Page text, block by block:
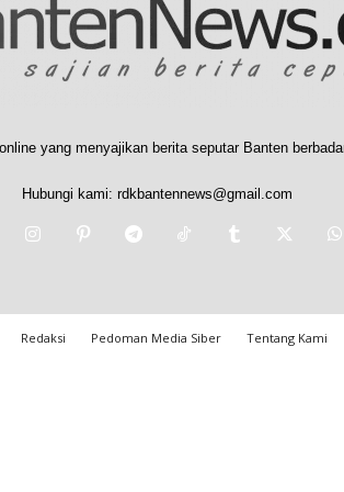
yang menyajikan berita seputar Banten
Hubungi kami: rdkbantennews@gmail.com
Redaksi Pedoman Media Siber Tentang Kami